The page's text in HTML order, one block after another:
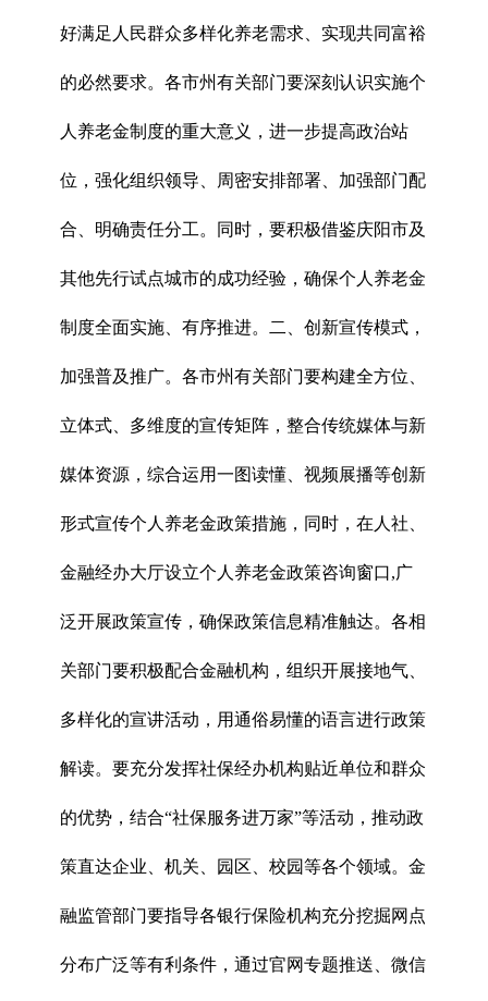
好满足人民群众多样化养老需求、实现共同富裕
的必然要求。各市州有关部门要深刻认识实施个
人养老金制度的重大意义，进一步提高政治站
位，强化组织领导、周密安排部署、加强部门配
合、明确责任分工。同时，要积极借鉴庆阳市及
其他先行试点城市的成功经验，确保个人养老金
制度全面实施、有序推进。二、创新宣传模式，
加强普及推广。各市州有关部门要构建全方位、
立体式、多维度的宣传矩阵，整合传统媒体与新
媒体资源，综合运用一图读懂、视频展播等创新
形式宣传个人养老金政策措施，同时，在人社、
金融经办大厅设立个人养老金政策咨询窗口,广
泛开展政策宣传，确保政策信息精准触达。各相
关部门要积极配合金融机构，组织开展接地气、
多样化的宣讲活动，用通俗易懂的语言进行政策
解读。要充分发挥社保经办机构贴近单位和群众
的优势，结合“社保服务进万家”等活动，推动政
策直达企业、机关、园区、校园等各个领域。金
融监管部门要指导各银行保险机构充分挖掘网点
分布广泛等有利条件，通过官网专题推送、微信